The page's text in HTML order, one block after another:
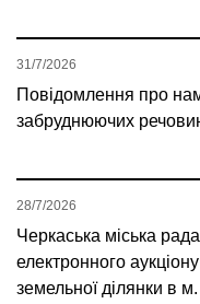
Повідомлення про
забруднюючих
31/7/2026
Черкаська міська
електронного
земельної ділянки в
28/7/2026